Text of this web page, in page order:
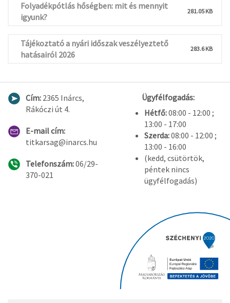
Folyadékpótlás hőségben: mit és mennyit
igyunk?
281.05 KB
Tájékoztató a nyári időszak veszélyeztető
hatásairól 2026
283.6 KB
Cím: 2365 Inárcs,
Rákóczi út 4.
E-mail cím:
titkarsag@inarcs.hu
Telefonszám:06/29-
370-021
Ügyfélfogadás:
Hétfő:08:00 - 12:00 ;
13:00 - 17:00
Szerda:08:00 - 12:00 ;
13:00 - 16:00
(kedd, csütörtök,
péntek nincs
ügyfélfogadás)